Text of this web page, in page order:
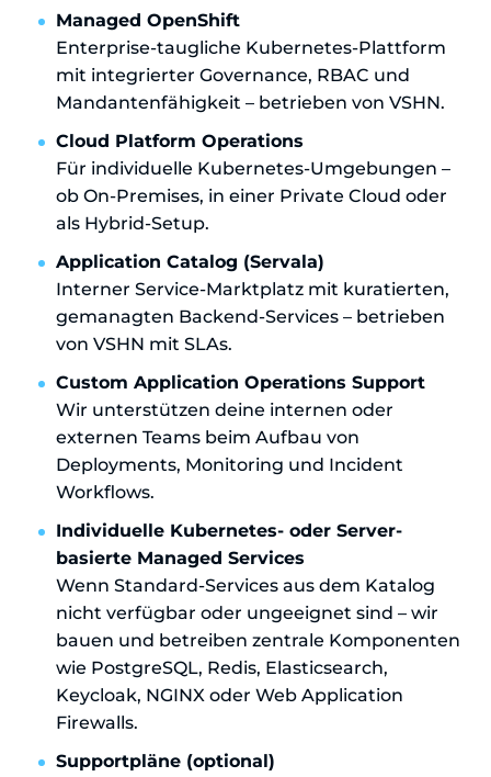
Managed OpenShift
Enterprise-taugliche Kubernetes-Plattform
mit integrierter Governance, RBAC und
Mandantenfähigkeit – betrieben von VSHN.
Cloud Platform Operations
Für individuelle Kubernetes-Umgebungen –
ob On-Premises, in einer Private Cloud oder
als Hybrid-Setup.
Application Catalog (Servala)
Interner Service-Marktplatz mit kuratierten,
gemanagten Backend-Services – betrieben
von VSHN mit SLAs.
Custom Application Operations Support
Wir unterstützen deine internen oder
externen Teams beim Aufbau von
Deployments, Monitoring und Incident
Workflows.
Individuelle Kubernetes- oder Server-
basierte Managed Services
Wenn Standard-Services aus dem Katalog
nicht verfügbar oder ungeeignet sind – wir
bauen und betreiben zentrale Komponenten
wie PostgreSQL, Redis, Elasticsearch,
Keycloak, NGINX oder Web Application
Firewalls.
Supportpläne (optional)